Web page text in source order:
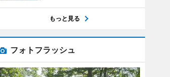
もっと見る
フォトフラッシュ